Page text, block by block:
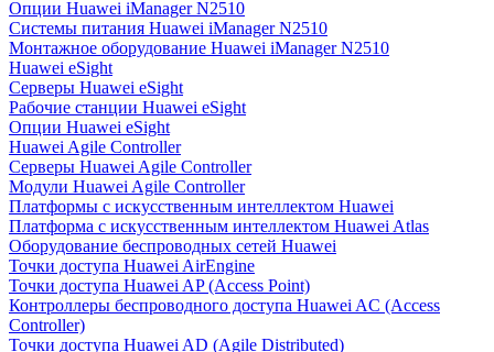
Опции Huawei iManager N2510
Системы питания Huawei iManager N2510
Монтажное оборудование Huawei iManager N2510
Huawei eSight
Серверы Huawei eSight
Рабочие станции Huawei eSight
Опции Huawei eSight
Huawei Agile Controller
Серверы Huawei Agile Controller
Модули Huawei Agile Controller
Платформы с искусственным интеллектом Huawei
Платформа с искусственным интеллектом Huawei Atlas
Оборудование беспроводных сетей Huawei
Точки доступа Huawei AirEngine
Точки доступа Huawei AP (Access Point)
Контроллеры беспроводного доступа Huawei AC (Access
Controller)
Точки доступа Huawei AD (Agile Distributed)